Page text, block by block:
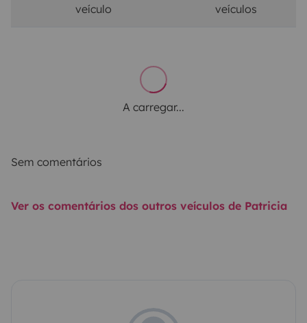
veículo
veículos
A carregar...
Sem comentários
Ver os comentários dos outros veículos de Patricia